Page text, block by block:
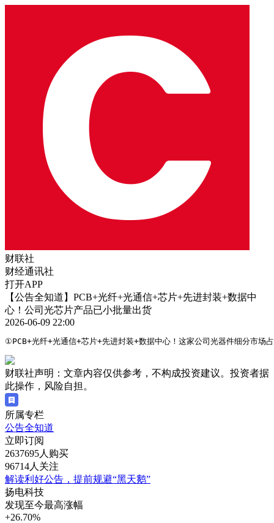
财联社
财经通讯社
打开APP
【公告全知道】PCB+光纤+光通信+芯片+先进封装+数据中
心！公司光芯片产品已小批量出货
2026-06-09 22:00
①PCB+光纤+光通信+芯片+先进封装+数据中心！这家公司光器件细分市场
财联社声明：文章内容仅供参考，不构成投资建议。投资者据
此操作，风险自担。
所属专栏
公告全知道
立即订阅
2637695人购买
96714人关注
解读利好公告，提前规避“黑天鹅”
扬电科技
发现至今最高涨幅
+26.70%